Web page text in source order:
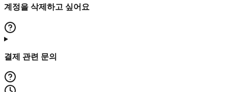
계정을 삭제하고 싶어요
결제 관련 문의